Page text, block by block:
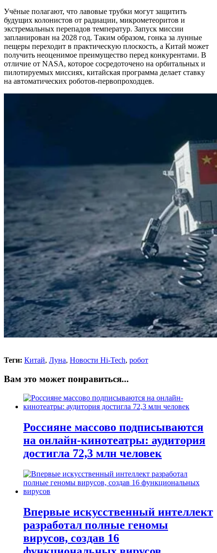
Учёные полагают, что лавовые трубки могут защитить
будущих колонистов от радиации, микрометеоритов и
экстремальных перепадов температур. Запуск миссии
запланирован на 2028 год. Таким образом, гонка за лунные
пещеры переходит в практическую плоскость, а Китай может
получить неоценимое преимущество перед конкурентами. В
отличие от NASA, которое сосредоточено на орбитальных и
пилотируемых миссиях, китайская программа делает ставку
на автоматических роботов-первопроходцев.
Теги: Китай, Луна, Новости Hi-Tech, робот
Вам это может понравиться...
Россияне массово подписываются
на онлайн-кинотеатры: аудитория
достигла 72,3 млн человек
Впервые искусственный интеллект
разработал полные геномы
вирусов, создав 16